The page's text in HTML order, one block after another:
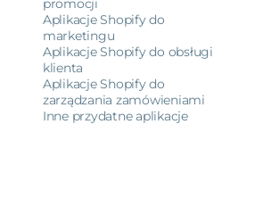
promocji
Aplikacje Shopify do
marketingu
Aplikacje Shopify do obsługi
klienta
Aplikacje Shopify do
zarządzania zamówieniami
Inne przydatne aplikacje